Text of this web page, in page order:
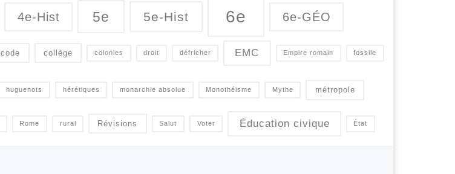
4e-Hist 5e 5e-Hist 6e 6e-GÉO
code collège colonies droit défricher EMC Empire romain fossile
huguenots hérétiques monarchie absolue Monothéisme Mythe métropole
Rome rural Révisions Salut Voter Éducation civique État